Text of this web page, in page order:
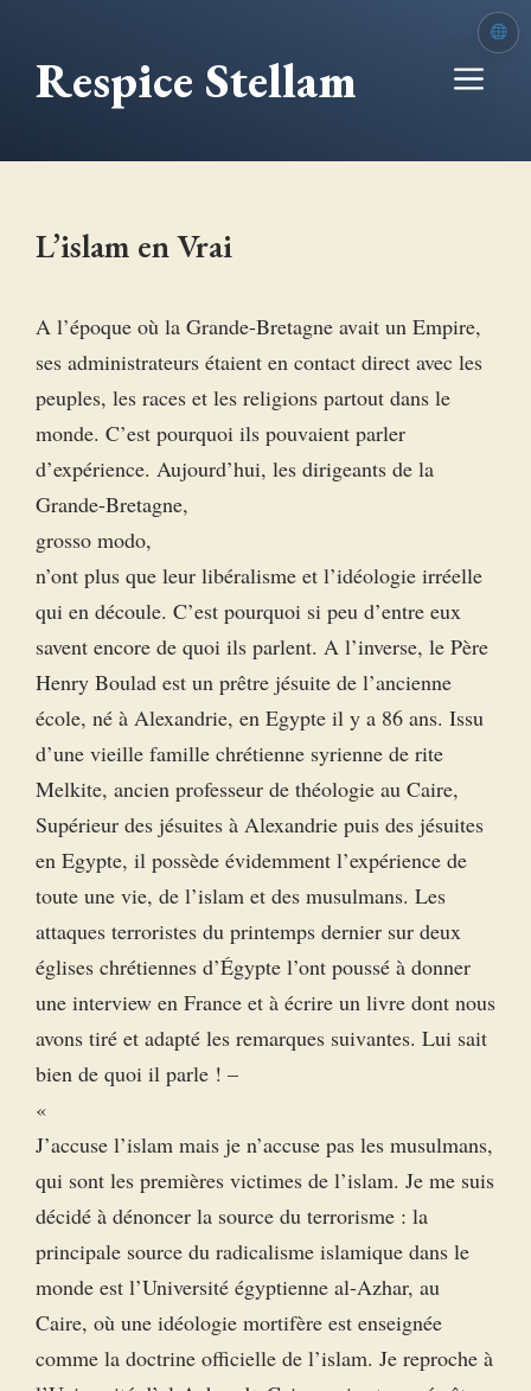
contenuRespice Stellam
L’islam en Vrai
A l’époque où la Grande-Bretagne avait un Empire,
ses administrateurs étaient en contact direct avec les
peuples, les races et les religions partout dans le
monde. C’est pourquoi ils pouvaient parler
d’expérience. Aujourd’hui, les dirigeants de la
Grande-Bretagne,
grosso modo,
n’ont plus que leur libéralisme et l’idéologie irréelle
qui en découle. C’est pourquoi si peu d’entre eux
savent encore de quoi ils parlent. A l’inverse, le Père
Henry Boulad est un prêtre jésuite de l’ancienne
école, né à Alexandrie, en Egypte il y a 86 ans. Issu
d’une vieille famille chrétienne syrienne de rite
Melkite, ancien professeur de théologie au Caire,
Supérieur des jésuites à Alexandrie puis des jésuites
en Egypte, il possède évidemment l’expérience de
toute une vie, de l’islam et des musulmans. Les
attaques terroristes du printemps dernier sur deux
églises chrétiennes d’Égypte l’ont poussé à donner
une interview en France et à écrire un livre dont nous
avons tiré et adapté les remarques suivantes. Lui sait
bien de quoi il parle ! –
«
J’accuse l’islam mais je n’accuse pas les musulmans,
qui sont les premières victimes de l’islam. Je me suis
décidé à dénoncer la source du terrorisme : la
principale source du radicalisme islamique dans le
monde est l’Université égyptienne al-Azhar, au
Caire, où une idéologie mortifère est enseignée
comme la doctrine officielle de l’islam. Je reproche à